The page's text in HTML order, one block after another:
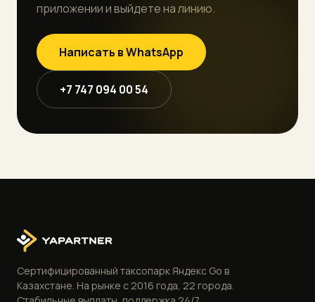
приложении и выйдете на линию.
Написать в WhatsApp
+7 747 094 00 54
Сертифицированный таксопарк Яндекс Go в
Казахстане. На рынке с 2016 года, 22 города.